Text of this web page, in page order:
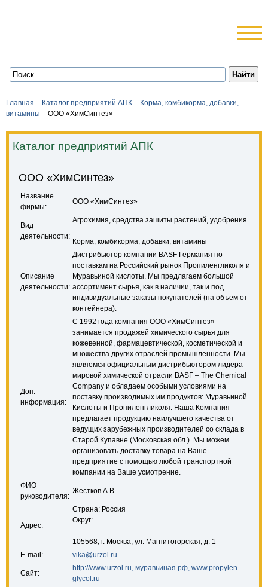
Главная – Каталог предприятий АПК – Корма, комбикорма, добавки,
витамины – ООО «ХимСинтез»
Каталог предприятий АПК
ООО «ХимСинтез»
Название
фирмы:
ООО «ХимСинтез»
Вид
деятельности:
Агрохимия, средства зашиты растений, удобрения
Корма, комбикорма, добавки, витамины
Описание
деятельности:
Дистрибьютор компании BASF Германия по
поставкам на Российский рынок Пропиленгликоля и
Муравьиной кислоты. Мы предлагаем большой
ассортимент сырья, как в наличии, так и под
индивидуальные заказы покупателей (на объем от
контейнера).
Доп.
информация:
С 1992 года компания ООО «ХимСинтез»
занимается продажей химического сырья для
кожевенной, фармацевтической, косметической и
множества других отраслей промышленности. Мы
являемся официальным дистрибьютором лидера
мировой химической отрасли BASF – The Chemical
Company и обладаем особыми условиями на
поставку производимых им продуктов: Муравьиной
Кислоты и Пропиленгликоля. Наша Компания
предлагает продукцию наилучшего качества от
ведущих зарубежных производителей со склада в
Старой Купавне (Московская обл.). Мы можем
организовать доставку товара на Ваше
предприятие с помощью любой транспортной
компании на Ваше усмотрение.
ФИО
руководителя:
Жестков А.В.
Адрес:
Страна: Россия
Округ:
105568, г. Москва, ул. Магнитогорская, д. 1
E-mail:
vika@urzol.ru
Сайт:
http://www.urzol.ru, муравьиная.рф, www.propylen-
glycol.ru